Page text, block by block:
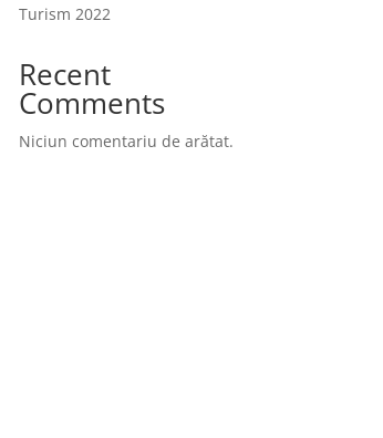
Turism 2022
Recent
Comments
Niciun comentariu de arătat.